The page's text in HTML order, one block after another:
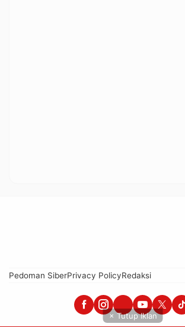
Pedoman SiberPrivacy PolicyRedaksi
× Tutup Iklan